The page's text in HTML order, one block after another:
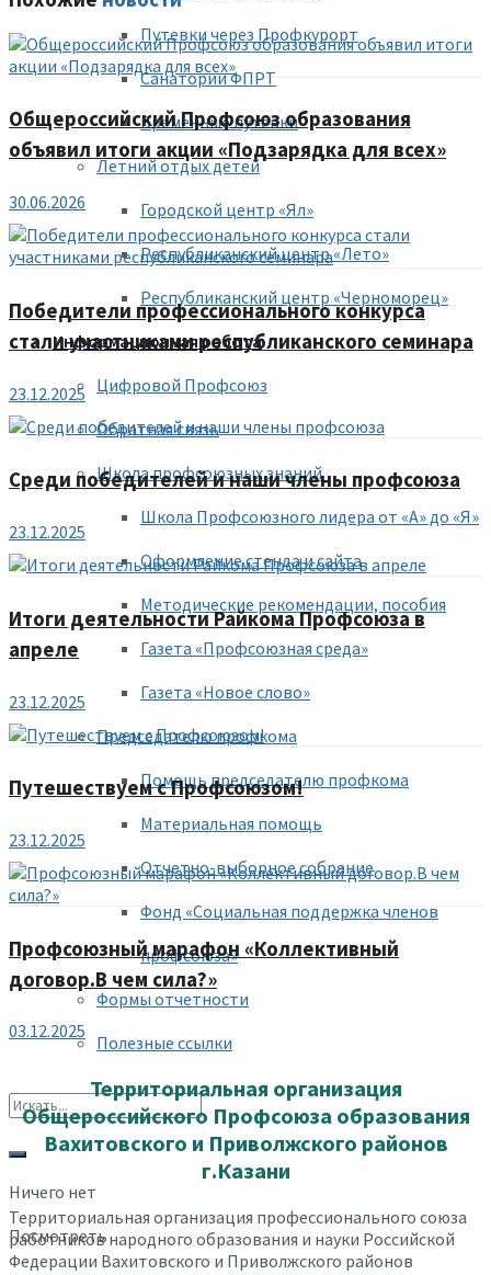
Путевки через Профкурорт
Санатории ФПРТ
Временные путевки
Летний отдых детей
Городской центр «Ял»
Республиканский центр «Лето»
Республиканский центр «Черноморец»
Информационная работа
Цифровой Профсоюз
Обратная связь
Школа профсоюзных знаний
Школа Профсоюзного лидера от «А» до «Я»
Оформление стенда и сайта
Методические рекомендации, пособия
Газета «Профсоюзная среда»
Газета «Новое слово»
Председателю профкома
Помощь председателю профкома
Материальная помощь
Отчетно-выборное собрание
Фонд «Социальная поддержка членов
профсоюза»
Формы отчетности
Полезные ссылки
Ничего нет
Посмотреть
Общероссийский Профсоюз образования
объявил итоги акции «Подзарядка для всех»
30.06.2026
Победители профессионального конкурса
стали участниками республиканского семинара
23.12.2025
Среди победителей и наши члены профсоюза
23.12.2025
Итоги деятельности Райкома Профсоюза в
апреле
23.12.2025
Путешествуем с Профсоюзом!
23.12.2025
Профсоюзный марафон «Коллективный
договор.В чем сила?»
03.12.2025
Территориальная организация
Общероссийского Профсоюза образования
Вахитовского и Приволжского районов
г.Казани
Территориальная организация профессионального союза
работников народного образования и науки Российской
Федерации Вахитовского и Приволжского районов